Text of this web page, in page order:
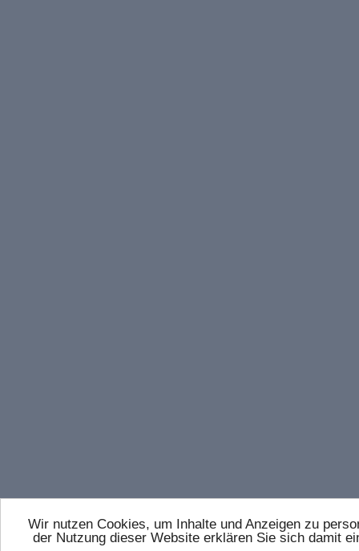
Wir nutzen Cookies, um Inhalte und Anzeigen zu
der Nutzung dieser Website erklären Sie sich damit